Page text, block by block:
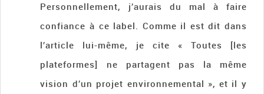
Personnellement, j’aurais du mal à faire
confiance à ce label. Comme il est dit dans
l’article lui-même, je cite « Toutes [les
plateformes] ne partagent pas la même
vision d’un projet environnemental », et il y